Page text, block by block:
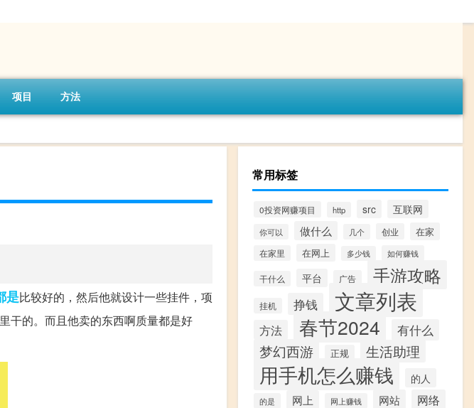
项目 方法
是比较好的，然后他就设计一些挂件，项
干的。而且他卖的东西啊质量都是好
常用标签
0投资网赚项目 http src 互联网
你可以 做什么 几个 创业 在家
在家里 在网上 多少钱 如何赚钱
干什么 平台 广告 手游攻略
挂机 挣钱 文章列表
方法 春节2024 有什么
梦幻西游 正规 生活助理
用手机怎么赚钱 的人
的是 网上 网上赚钱 网站 网络